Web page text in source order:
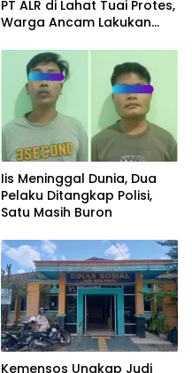
PT ALR di Lahat Tuai Protes,
Warga Ancam Lakukan
Iis Meninggal Dunia, Dua
Pelaku Ditangkap Polisi,
Satu Masih Buron
Kemensos Ungkap Judi